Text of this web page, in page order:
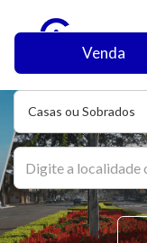
Casas ou Sobrados
Venda